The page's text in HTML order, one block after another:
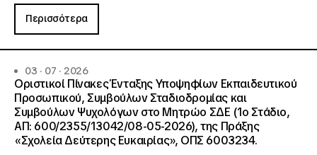
Περισσότερα
03 · 07 · 2026
Οριστικοί Πίνακες Ένταξης Υποψηφίων Εκπαιδευτικού
Προσωπικού, Συμβούλων Σταδιοδρομίας και
Συμβούλων Ψυχολόγων στο Μητρώο ΣΔΕ (1ο Στάδιο,
ΑΠ: 600/2355/13042/08-05-2026), της Πράξης
«Σχολεία Δεύτερης Ευκαιρίας», ΟΠΣ 6003234.